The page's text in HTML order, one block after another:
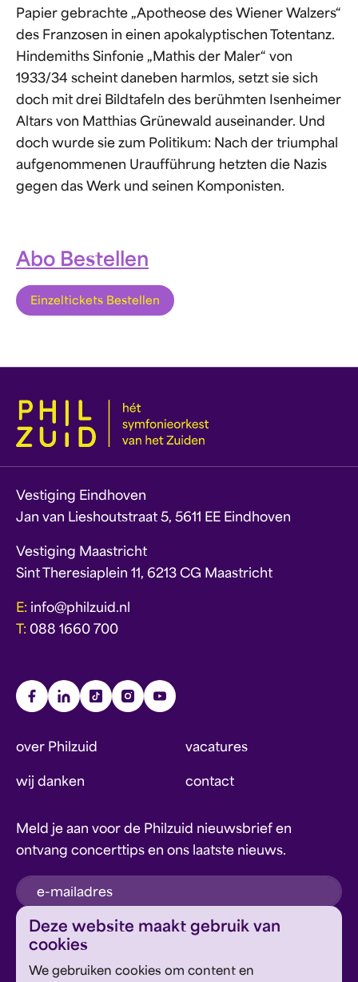
Deze website maakt gebruik van
cookies
We gebruiken cookies om content en
Papier gebrachte „Apotheose des Wiener Walzers“
des Franzosen in einen apokalyptischen Totentanz.
Hindemiths Sinfonie „Mathis der Maler“ von
1933/34 scheint daneben harmlos, setzt sie sich
doch mit drei Bildtafeln des berühmten Isenheimer
Altars von Matthias Grünewald auseinander. Und
doch wurde sie zum Politikum: Nach der triumphal
aufgenommenen Uraufführung hetzten die Nazis
gegen das Werk und seinen Komponisten.
Abo Bestellen
Einzeltickets Bestellen
Vestiging Eindhoven
Jan van Lieshoutstraat 5, 5611 EE Eindhoven
Vestiging Maastricht
Sint Theresiaplein 11, 6213 CG Maastricht
E: info@philzuid.nl
T: 088 1660 700
over Philzuid vacatures
wij danken contact
Meld je aan voor de Philzuid nieuwsbrief en
ontvang concerttips en ons laatste nieuws.
inschrijven
Google's Privacyverklaring en Servicevoorwaarden